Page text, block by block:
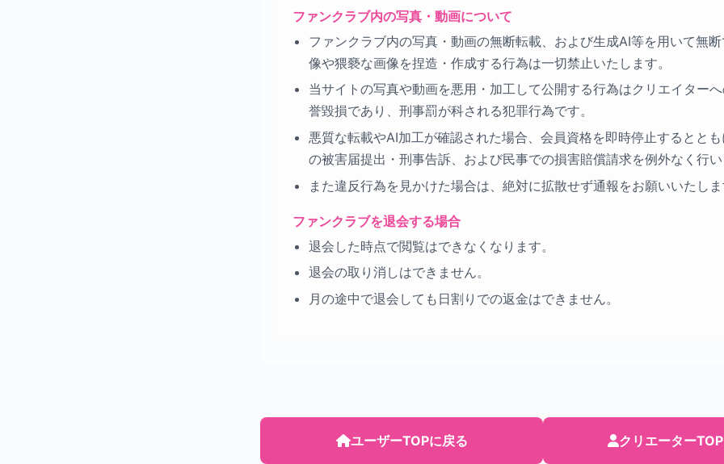
ファンクラブ内の写真・動画について
ファンクラブ内の写真・動画の無断転載、および生成AI等を用いて無
像や猥褻な画像を捏造・作成する行為は一切禁止いたします。
当サイトの写真や動画を悪用・加工して公開する行為はクリエイター
誉毀損であり、刑事罰が科される犯罪行為です。
悪質な転載やAI加工が確認された場合、会員資格を即時停止するとと
の被害届提出・刑事告訴、および民事での損害賠償請求を例外なく行
また違反行為を見かけた場合は、絶対に拡散せず通報をお願いいたし
ファンクラブを退会する場合
退会した時点で閲覧はできなくなります。
退会の取り消しはできません。
月の途中で退会しても日割りでの返金はできません。
ユーザーTOPに戻る クリエーター